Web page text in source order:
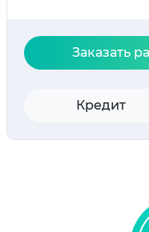
Заказать
Кредит